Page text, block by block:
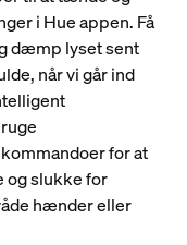
i Hue appen. Få
dæmp lyset sent
når vi går ind
for at
slukke for
hænder eller